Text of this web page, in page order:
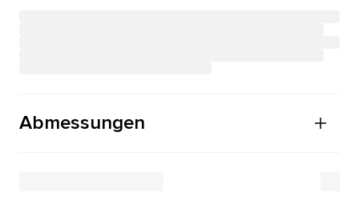
Abmessungen